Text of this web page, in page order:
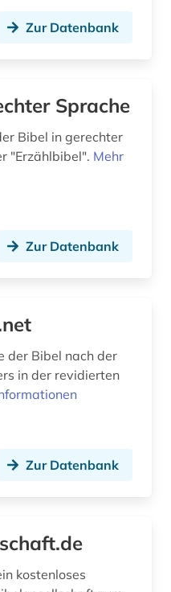
(3)
Zur Datenbank
Sprache
Bibel in gerechter
"Erzählbibel". Mehr
Zur Datenbank
der Bibel nach der
in der revidierten
Zur Datenbank
kostenloses